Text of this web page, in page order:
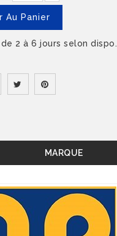
Au Panier
de 2 à 6 jours selon dispo.
MARQUE